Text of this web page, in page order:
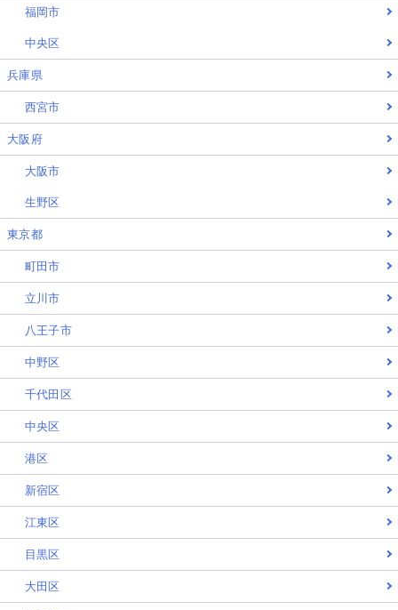
福岡市
中央区
兵庫県
西宮市
大阪府
大阪市
生野区
東京都
町田市
立川市
八王子市
中野区
千代田区
中央区
港区
新宿区
江東区
目黒区
大田区